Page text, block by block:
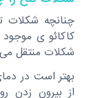
چنانچه شکلات
کاکائو ی
شکلات منتقل
از بیرون زدن